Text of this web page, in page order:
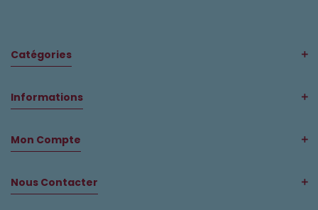
Catégories
Informations
Mon Compte
Nous Contacter